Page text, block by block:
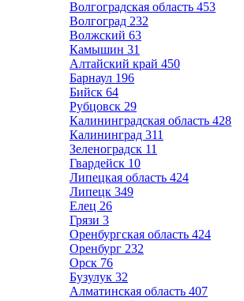
Волгоградская область 453
Волгоград 232
Волжский 63
Камышин 31
Алтайский край 450
Барнаул 196
Бийск 64
Рубцовск 29
Калининградская область 428
Калининград 311
Зеленоградск 11
Гвардейск 10
Липецкая область 424
Липецк 349
Елец 26
Грязи 3
Оренбургская область 424
Оренбург 232
Орск 76
Бузулук 32
Алматинская область 407